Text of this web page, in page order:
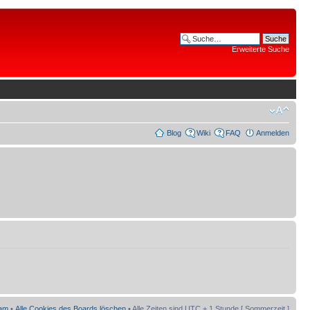
Erweiterte Suche
Blog Wiki FAQ Anmelden